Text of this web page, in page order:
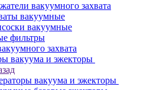
вакуумного захвата
вакуумные
вакуумные
фильтры
захвата
вакуума и эжекторы
вакуума и эжекторы